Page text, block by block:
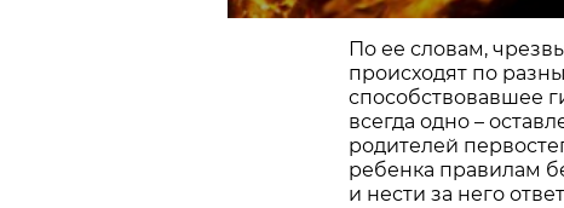
По ее словам,
происходят по
способствовавшее
всегда одно –
родителей
ребенка правилам
и нести за него